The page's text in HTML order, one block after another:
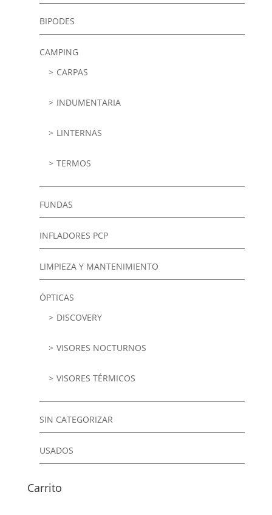
BIPODES
CAMPING
CARPAS
INDUMENTARIA
LINTERNAS
TERMOS
FUNDAS
INFLADORES PCP
LIMPIEZA Y MANTENIMIENTO
ÓPTICAS
DISCOVERY
VISORES NOCTURNOS
VISORES TÉRMICOS
SIN CATEGORIZAR
USADOS
Carrito